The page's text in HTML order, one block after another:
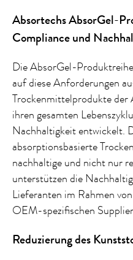
Absortechs AbsorGel-
Compliance und
Die AbsorGel-
auf diese Anforderungen
Trockenmittelprodukte der
ihren gesamten
Nachhaltigkeit entwickelt.
absorptionsbasierte
nachhaltige und nicht nur
unterstützen die
Lieferanten im Rahmen
OEM-spezifischen
Reduzierung des